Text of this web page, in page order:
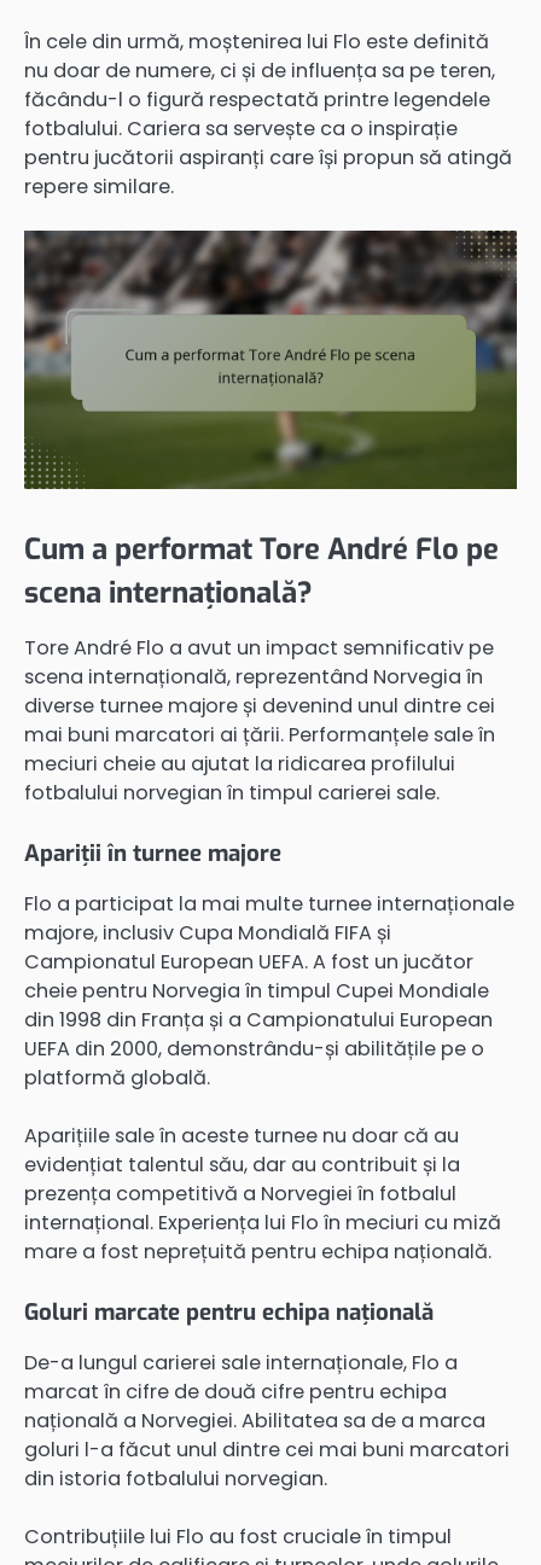
În cele din urmă, moștenirea lui Flo este definită
nu doar de numere, ci și de influența sa pe teren,
făcându-l o figură respectată printre legendele
fotbalului. Cariera sa servește ca o inspirație
pentru jucătorii aspiranți care își propun să atingă
repere similare.
Cum a performat Tore André Flo pe
scena internațională?
Tore André Flo a avut un impact semnificativ pe
scena internațională, reprezentând Norvegia în
diverse turnee majore și devenind unul dintre cei
mai buni marcatori ai țării. Performanțele sale în
meciuri cheie au ajutat la ridicarea profilului
fotbalului norvegian în timpul carierei sale.
Apariții în turnee majore
Flo a participat la mai multe turnee internaționale
majore, inclusiv Cupa Mondială FIFA și
Campionatul European UEFA. A fost un jucător
cheie pentru Norvegia în timpul Cupei Mondiale
din 1998 din Franța și a Campionatului European
UEFA din 2000, demonstrându-și abilitățile pe o
platformă globală.
Aparițiile sale în aceste turnee nu doar că au
evidențiat talentul său, dar au contribuit și la
prezența competitivă a Norvegiei în fotbalul
internațional. Experiența lui Flo în meciuri cu miză
mare a fost neprețuită pentru echipa națională.
Goluri marcate pentru echipa națională
De-a lungul carierei sale internaționale, Flo a
marcat în cifre de două cifre pentru echipa
națională a Norvegiei. Abilitatea sa de a marca
goluri l-a făcut unul dintre cei mai buni marcatori
din istoria fotbalului norvegian.
Contribuțiile lui Flo au fost cruciale în timpul